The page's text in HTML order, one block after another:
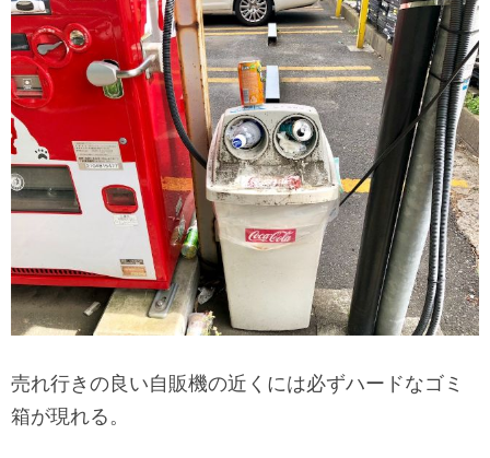
売れ行きの良い自販機の近くには必ずハードなゴミ
箱が現れる。